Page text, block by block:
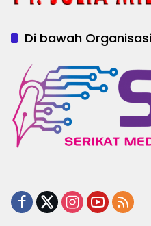
Di bawah